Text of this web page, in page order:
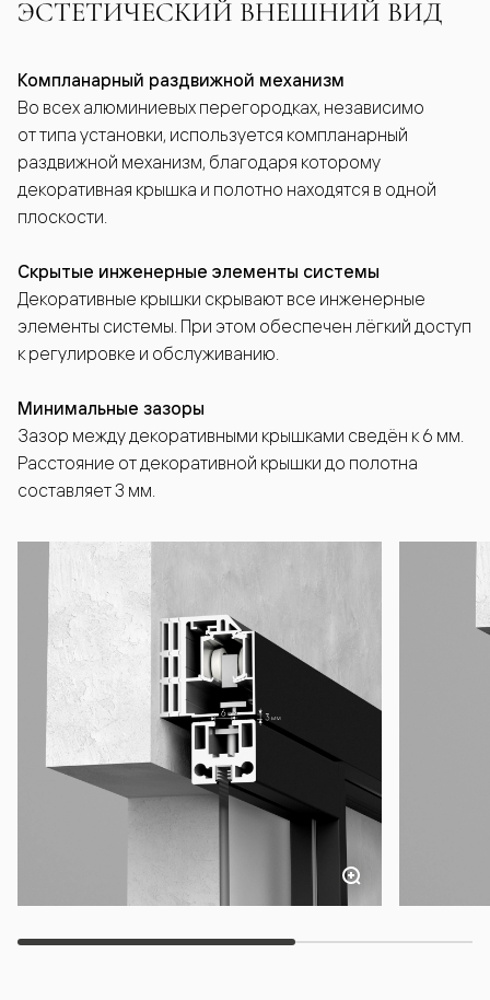
ЭСТЕТИЧЕСКИЙ ВНЕШНИЙ ВИД
Компланарный раздвижной механизм
Во всех алюминиевых перегородках, независимо
от типа установки, используется компланарный
раздвижной механизм, благодаря которому
декоративная крышка и полотно находятся в одной
плоскости.
Скрытые инженерные элементы системы
Декоративные крышки скрывают все инженерные
элементы системы. При этом обеспечен лёгкий доступ
к регулировке и обслуживанию.
Минимальные зазоры
Зазор между декоративными крышками сведён к 6 мм.
Расстояние от декоративной крышки до полотна
составляет 3 мм.